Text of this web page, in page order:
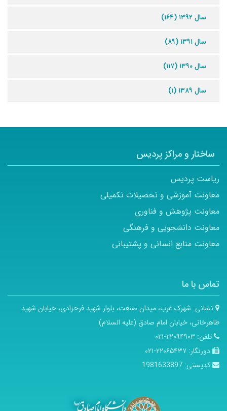
سال ۱۳۹۲ (۱۶۴)
سال ۱۳۹۱ (۸۹)
سال ۱۳۹۰ (۱۱۷)
سال ۱۳۸۹ (۱)
ساختار و مراکز پردیس
ریاست پردیس
معاونت آموزشی و تحصیلات تکمیلی
معاونت پژوهش و فناوری
معاونت دانشجویی و فرهنگی
معاونت منابع انسانی و پشتیبانی
تماس با ما
نشانی: شهرک غرب، میدان صنعت، بلوار شهید فرحزادی، خیابان شهید
طاهرخانی، خیابان امام صادق (علیه السلام)
تلفن: ۲۲۰۹۴۹۰۳-۰۲۱
دورنگار: ۲۲۰۶۵۴۳۷-۰۲۱
کدپستی: 1981633897